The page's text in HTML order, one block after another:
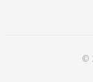
©